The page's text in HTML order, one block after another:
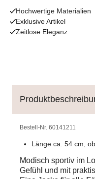
Hochwertige Materialien
Exklusive Artikel
Zeitlose Eleganz
Bestell-Nr. 60141211
Länge ca. 54 cm,
Modisch sportiv im
Gefühl und mit